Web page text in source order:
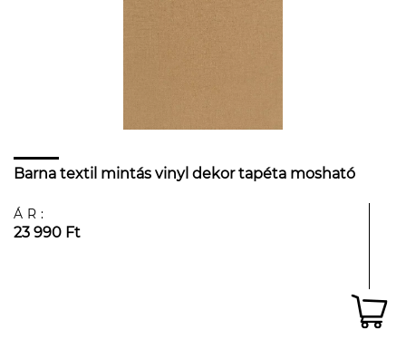
Barna textil mintás vinyl dekor tapéta mosható
ÁR:
23 990 Ft